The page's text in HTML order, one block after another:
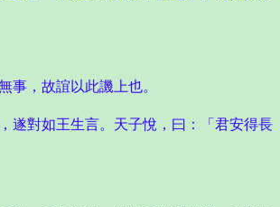
，故誼以此譏上也。
對如王生言。天子悅，曰：「君安得長